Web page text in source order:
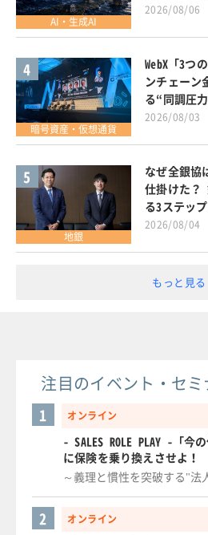
AI・生成AI
2026/08/06
4
暗号資産・仮想通貨
WebX「3つ
ンチェーン
る“同調圧
2026/08/03
5
地銀
なぜ全銀協
仕掛けた？
る3ステッ
2026/08/04
もっと見る
注目のイベント・セ
オンライン
1
- SALES ROLE PLAY -「今
に保険を乗り換えさせよ！
～義理と慣性を突破する"法
オンライン
2